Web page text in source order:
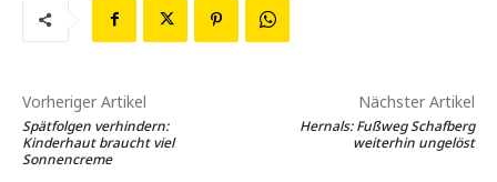
Vorheriger Artikel
Spätfolgen verhindern:
Kinderhaut braucht viel
Sonnencreme
Nächster Artikel
Hernals: Fußweg Schafberg
weiterhin ungelöst